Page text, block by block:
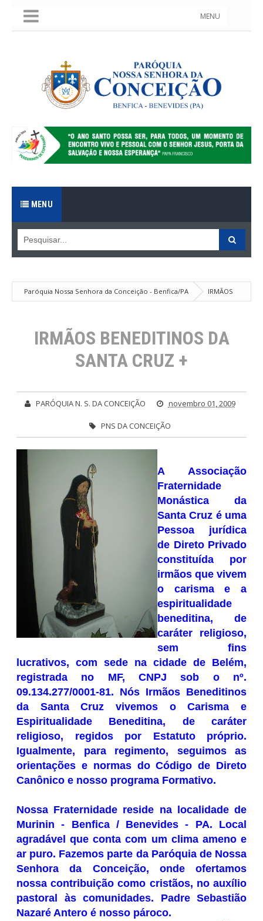
MENU
MENU
Paróquia Nossa Senhora da Conceição - Benfica/PA
IRMÃOS
BENEDITINOS DA SANTA CRUZ +
IRMÃOS BENEDITINOS DA
SANTA CRUZ +
PARÓQUIA N. S. DA CONCEIÇÃO novembro 01, 2009
PNS DA CONCEIÇÃO
A Associação
Fraternidade
Monástica da
Santa Cruz é uma
Pessoa jurídica
de Direto Privado
constituída por
irmãos que vivem
o carisma e a
espiritualidade
beneditina, de
caráter religioso,
sem fins
lucrativos, com sede na cidade de Belém,
registrada no MF, CNPJ sob o nº.
09.134.277/0001-81. Nós Irmãos Beneditinos
da Santa Cruz vivemos o Carisma e
Espiritualidade Beneditina, de caráter
religioso, regidos por Estatuto próprio.
Igualmente, para regimento, seguimos as
orientações e normas do Código de Direto
Canônico e nosso programa Formativo.
Nossa Fraternidade reside na localidade de
Murinin - Benfica / Benevides - PA. Local
agradável que conta com um clima ameno e
ar puro. Fazemos parte da Paróquia de Nossa
Senhora da Conceição, onde ofertamos
nossa contribuição como cristãos, no auxílio
pastoral às comunidades. Padre Sebastião
Nazaré Antero é nosso pároco.